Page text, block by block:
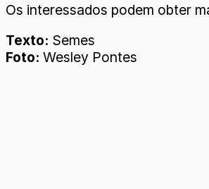
Os interessados podem obter
Texto: Semes
Foto: Wesley Pontes